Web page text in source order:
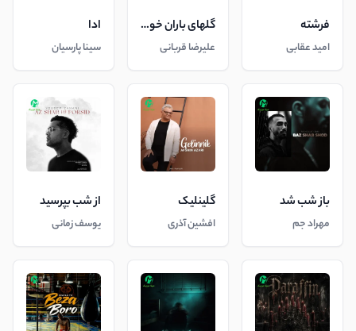
فرشته
امید عقابی
گلهای باران خورده
علیرضا قربانی
ادا
سینا پارسیان
باز شب شد
مهراد جم
گلینلیک
افشین آذری
از شب بپرسید
یوسف زمانی